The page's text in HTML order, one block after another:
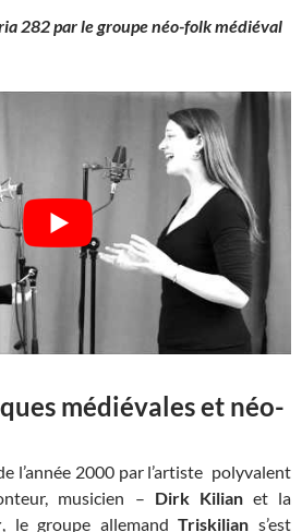
282 par le groupe néo-folk médiéval
médiévales et néo-
l’année 2000 par l’artiste polyvalent
musicien – Dirk Kilianet la
, le groupe allemandTriskilian s’est